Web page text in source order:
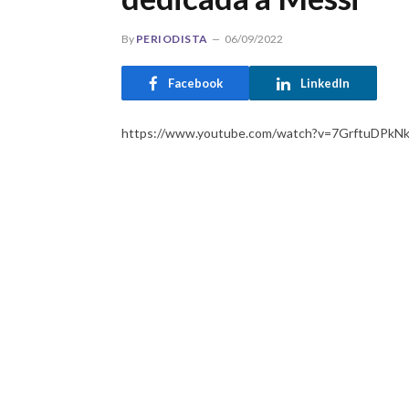
By PERIODISTA 06/09/2022
Facebook LinkedIn
https://www.youtube.com/